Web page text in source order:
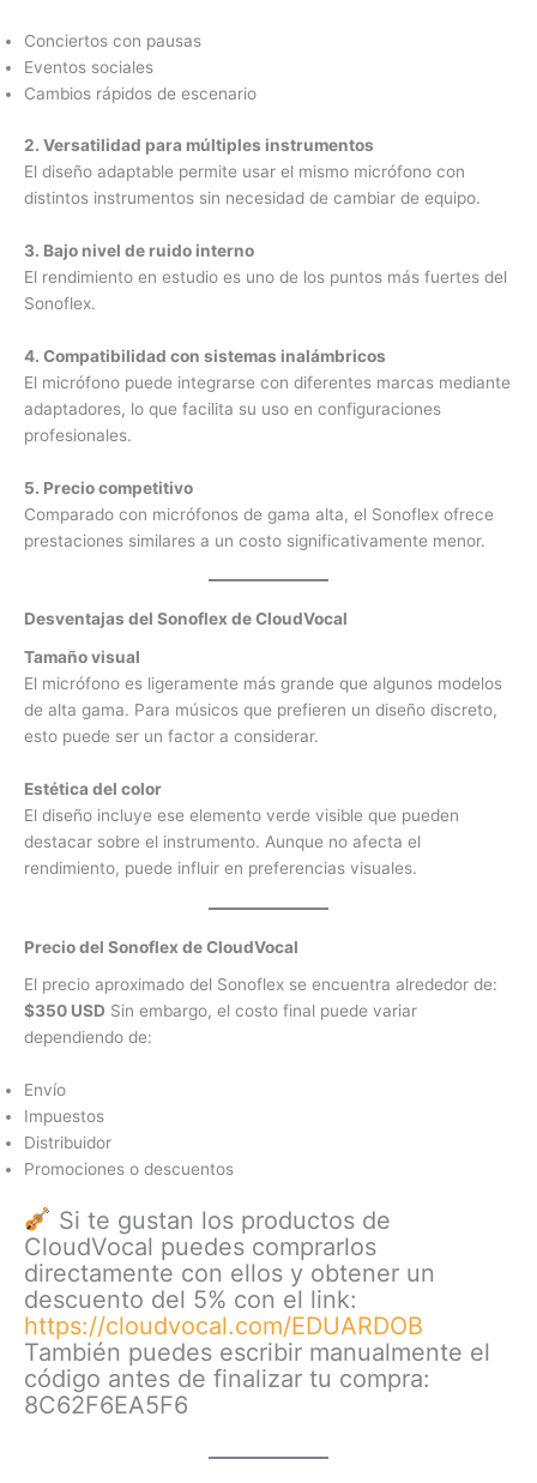
Conciertos con pausas
Eventos sociales
Cambios rápidos de escenario
2. Versatilidad para múltiples instrumentos
El diseño adaptable permite usar el mismo micrófono con
distintos instrumentos sin necesidad de cambiar de equipo.
3. Bajo nivel de ruido interno
El rendimiento en estudio es uno de los puntos más fuertes del
Sonoflex.
4. Compatibilidad con sistemas inalámbricos
El micrófono puede integrarse con diferentes marcas mediante
adaptadores, lo que facilita su uso en configuraciones
profesionales.
5. Precio competitivo
Comparado con micrófonos de gama alta, el Sonoflex ofrece
prestaciones similares a un costo significativamente menor.
Desventajas del Sonoflex de CloudVocal
Tamaño visual
El micrófono es ligeramente más grande que algunos modelos
de alta gama. Para músicos que prefieren un diseño discreto,
esto puede ser un factor a considerar.
Estética del color
El diseño incluye ese elemento verde visible que pueden
destacar sobre el instrumento. Aunque no afecta el
rendimiento, puede influir en preferencias visuales.
Precio del Sonoflex de CloudVocal
El precio aproximado del Sonoflex se encuentra alrededor de:
$350 USD Sin embargo, el costo final puede variar
dependiendo de:
Envío
Impuestos
Distribuidor
Promociones o descuentos
Si te gustan los productos de
CloudVocal puedes comprarlos
directamente con ellos y obtener un
descuento del 5% con el link:
https://cloudvocal.com/EDUARDOB
También puedes escribir manualmente el
código antes de finalizar tu compra:
8C62F6EA5F6